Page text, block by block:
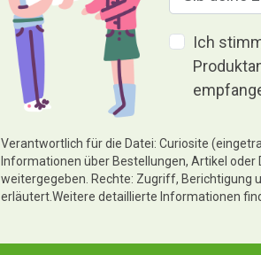
Ich
Verantwortlich für die Datei: Curiosite
Informationen über Bestellungen, Artikel
weitergegeben. Rechte: Zugriff, Berichtigung
erläutert.Weitere detaillierte Informationen